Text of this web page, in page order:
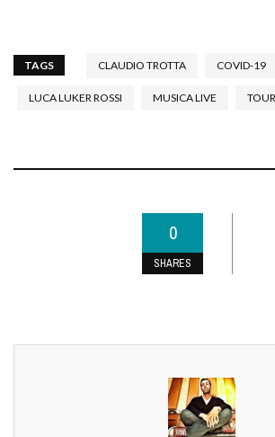
TAGS CLAUDIO TROTTA COVID-19
LUCA LUKER ROSSI MUSICA LIVE TOUR
0
SHARES